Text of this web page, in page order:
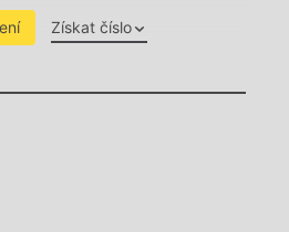
Získat číslo